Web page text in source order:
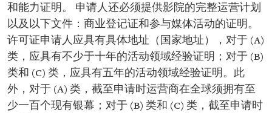
和能力证明。 申请人还必须提供影院的完整运营计划
以及以下文件：商业登记证和参与媒体活动的证明。
许可证申请人应具有具体地址（国家地址），对于 (A)
类，应具有不少于十年的活动领域经验证明；对于 (B)
类和 (C) 类，应具有五年的活动领域经验证明。此
外，对于 (A) 类，截至申请时运营商在全球须拥有至
少一百个现有银幕；对于 (B) 类和 (C) 类，截至申请时